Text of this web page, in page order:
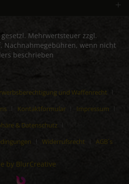
Mehrwertsteuer zzgl.
Nachnahmegebühren, wenn nicht
beschrieben
und Waffenrecht
Kontaktformular
Impressum
& Datenschutz
Widerrufsrecht AGB´s
by BlurCreative